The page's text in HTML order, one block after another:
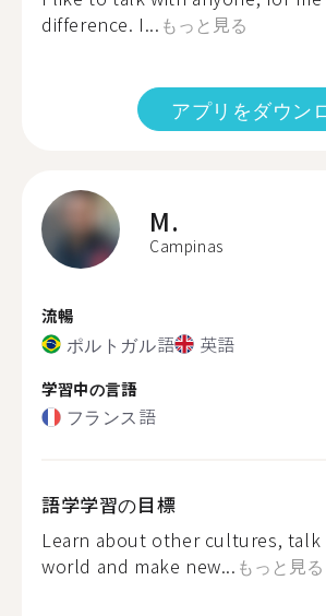
difference. I... もっと見る
アプリをダウン
M.
Campinas
流暢
ポルトガル語 英語
学習中の言語
フランス語
語学学習の目標
Learn about other cultures,
world and make new... もっと見る